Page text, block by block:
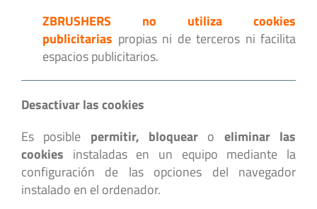
ZBRUSHERS no utiliza cookies
publicitarias propias ni de terceros ni facilita
espacios publicitarios.
Desactivar las cookies
Es posible permitir, bloquear o eliminar las
cookies instaladas en un equipo mediante la
configuración de las opciones del navegador
instalado en el ordenador.